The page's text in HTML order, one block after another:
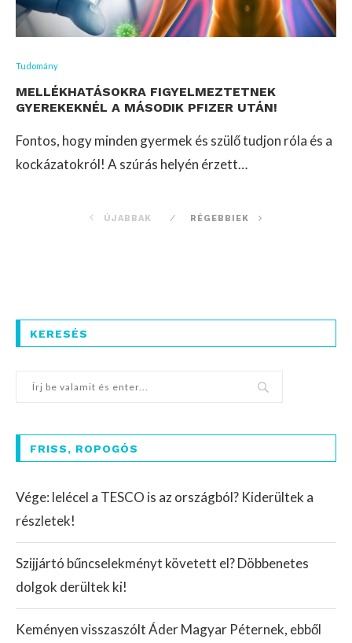
Tudomány
MELLÉKHATÁSOKRA FIGYELMEZTETNEK
GYEREKEKNÉL A MÁSODIK PFIZER UTÁN!
Fontos, hogy minden gyermek és szülő tudjon róla és a
kockázatokról! A szúrás helyén érzett…
ÚJABBAK RÉGEBBIEK
KERESÉS
FRISS, ROPOGÓS
Vége: lelécel a TESCO is az országból? Kiderültek a
részletek!
Szijjártó bűncselekményt követett el? Döbbenetes
dolgok derültek ki!
Keményen visszaszólt Áder Magyar Péternek, ebből